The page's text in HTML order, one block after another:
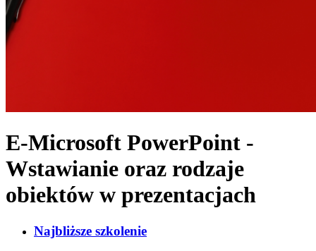
E-Microsoft PowerPoint -
Wstawianie oraz rodzaje
obiektów w prezentacjach
Najbliższe szkolenie